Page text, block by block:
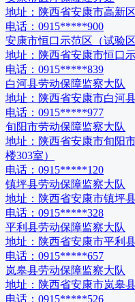
地址： 陕西省安康市高新
电话： 0915*****900
安康市恒口示范区（试验
地址： 陕西省安康市恒口
电话： 0915*****839
白河县劳动保障监察大队
地址： 陕西省安康市白河
电话： 0915*****977
旬阳市劳动保障监察大队
地址： 陕西省安康市旬阳
楼303室）
电话： 0915*****120
镇坪县劳动保障监察大队
地址： 陕西省安康市镇坪
电话： 0915*****328
平利县劳动保障监察大队
地址： 陕西省安康市平利
电话： 0915*****657
岚皋县劳动保障监察大队
地址： 陕西省安康市岚皋
电话： 0915*****526